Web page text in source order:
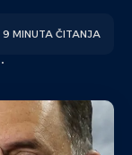
9 MINUTA ČITANJA